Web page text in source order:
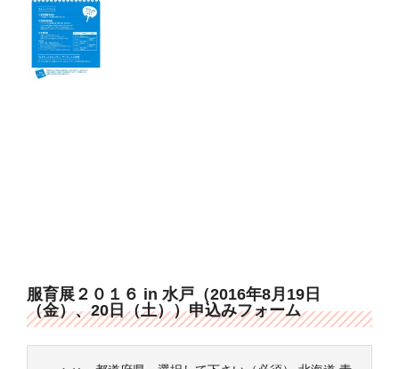
服育展２０１６ in 水戸（2016年8月19日
（金）、20日（土））申込みフォーム